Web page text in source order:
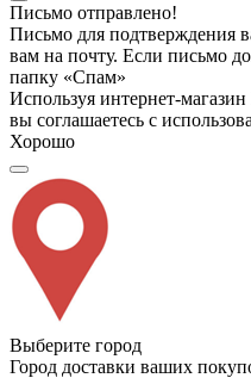
Письмо отправлено!
Письмо для подтверждения
вам на почту. Если письмо
папку «Спам»
Используя интернет-магазин
вы соглашаетесь с
Хорошо
Выберите город
Город доставки ваших